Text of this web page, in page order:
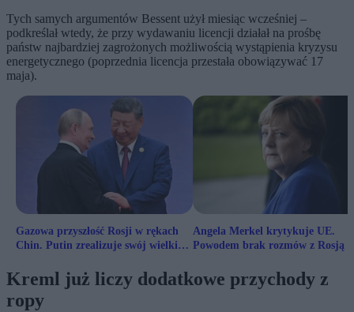
Tych samych argumentów Bessent użył miesiąc wcześniej –
podkreślał wtedy, że przy wydawaniu licencji działał na prośbę
państw najbardziej zagrożonych możliwością wystąpienia kryzysu
energetycznego (poprzednia licencja przestała obowiązywać 17
maja).
Gazowa przyszłość Rosji w rękach
Chin. Putin zrealizuje swój wielki
Angela Merkel krytykuje UE.
Powodem brak rozmów z Rosją
Kreml już liczy dodatkowe przychody z
ropy